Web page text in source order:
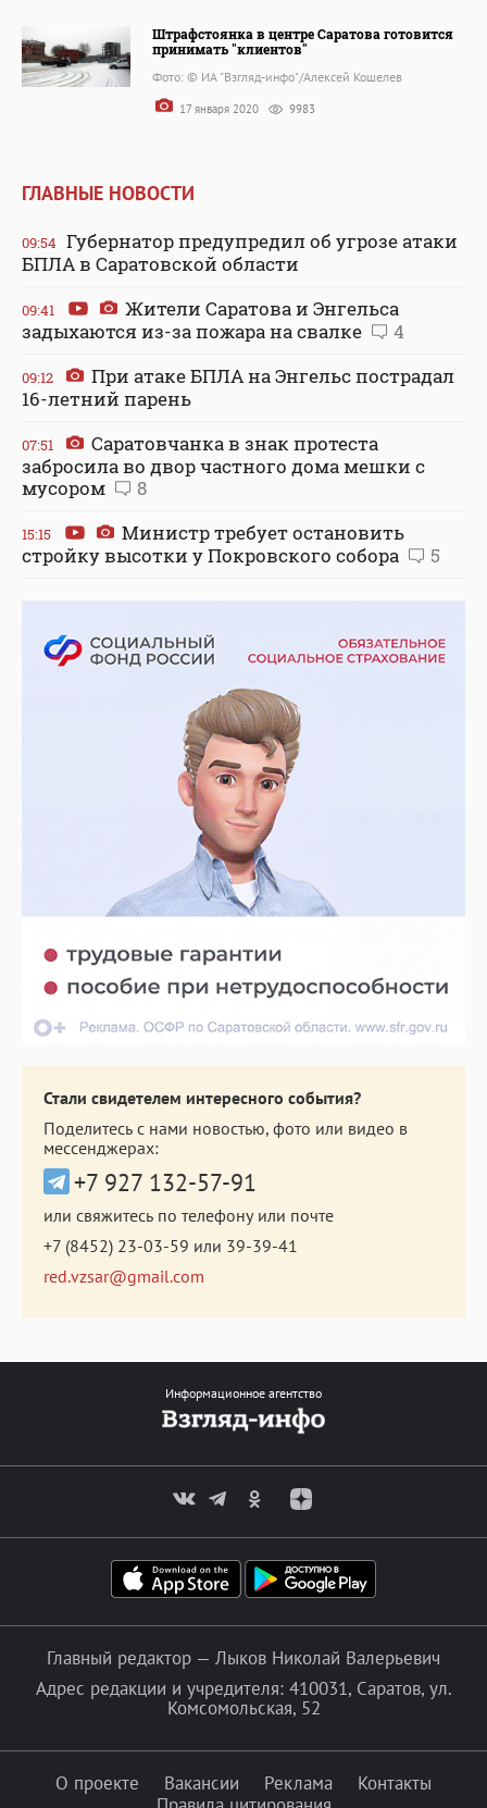
Штрафстоянка в центре Саратова готовится
принимать "клиентов"
Фото: © ИА "Взгляд-инфо"/Алексей Кошелев
17 января 2020 9983
ГЛАВНЫЕ НОВОСТИ
09:54 Губернатор предупредил об угрозе атаки
БПЛА в Саратовской области
09:41
Жители Саратова и Энгельса
задыхаются из-за пожара на свалке
4
09:12
При атаке БПЛА на Энгельс пострадал
16-летний парень
07:51
Саратовчанка в знак протеста
забросила во двор частного дома мешки с
мусором
8
15:15
Министр требует остановить
стройку высотки у Покровского собора
5
Стали свидетелем интересного события?
Поделитесь с нами новостью, фото или видео в
мессенджерах:
+7 927 132-57-91
или свяжитесь по телефону или почте
+7 (8452) 23-03-59 или 39-39-41
red.vzsar@gmail.com
Информационное агентство
Главный редактор — Лыков Николай Валерьевич
Адрес редакции и учредителя: 410031, Саратов, ул.
Комсомольская, 52
О проекте Вакансии Реклама
Контакты